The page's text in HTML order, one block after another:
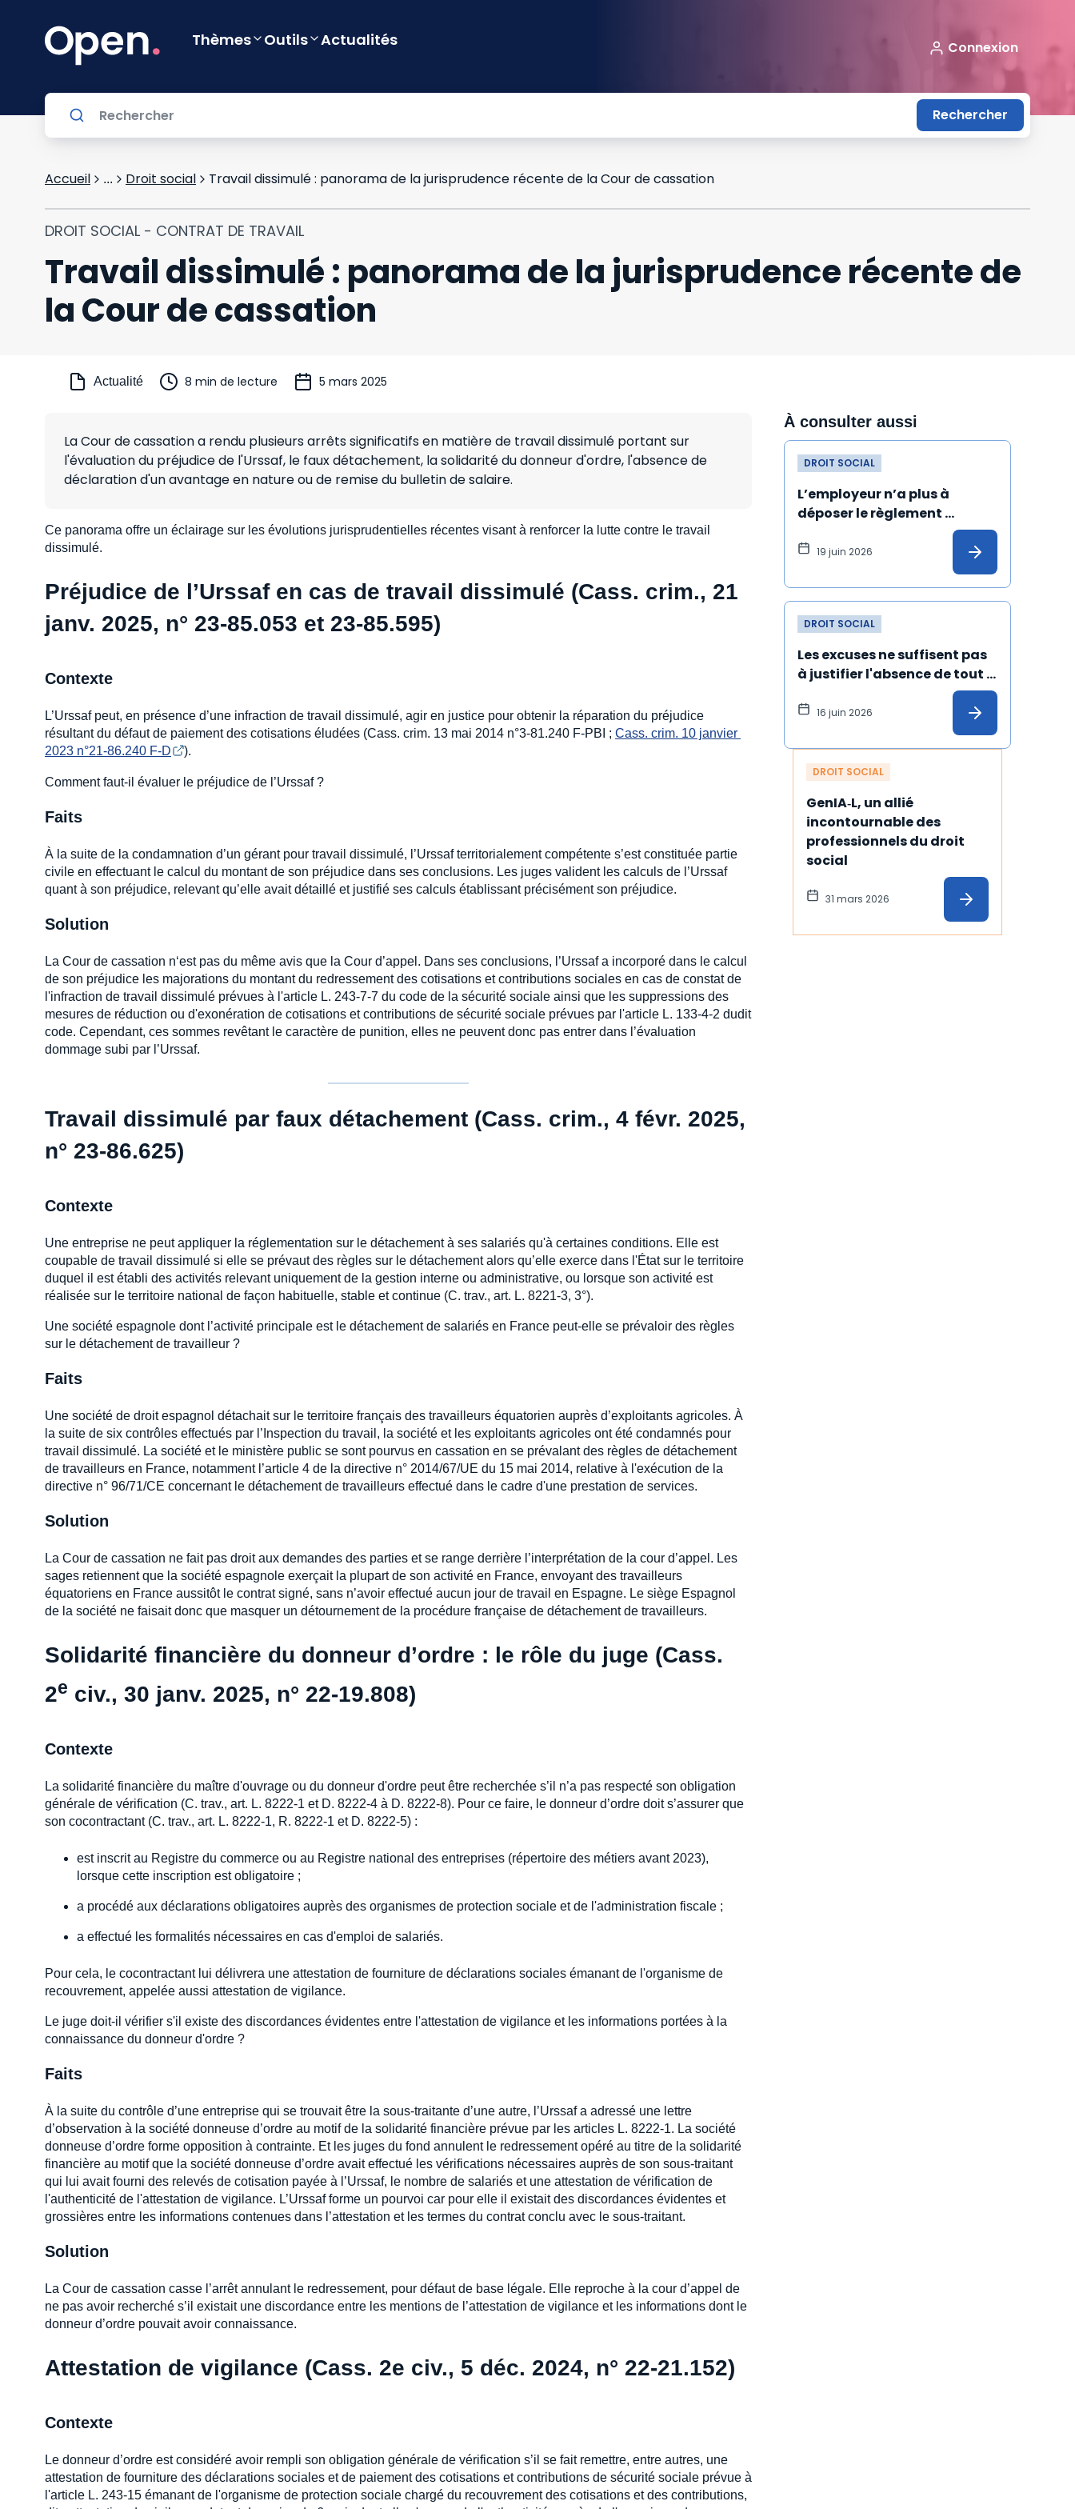
Thèmes Outils Actualités Connexion
Rechercher
Accueil ... Droit social Travail dissimulé : panorama de la jurisprudence récente de la Cour de cassation
DROIT SOCIAL - CONTRAT DE TRAVAIL
Travail dissimulé : panorama de la jurisprudence récente de
la Cour de cassation
Actualité 8 min de lecture 5 mars 2025
La Cour de cassation a rendu plusieurs arrêts significatifs en matière de travail dissimulé portant sur
l'évaluation du préjudice de l'Urssaf, le faux détachement, la solidarité du donneur d'ordre, l'absence de
déclaration d'un avantage en nature ou de remise du bulletin de salaire.
Ce panorama offre un éclairage sur les évolutions jurisprudentielles récentes visant à renforcer la lutte contre le travail
dissimulé.
Préjudice de l’Urssaf en cas de travail dissimulé (Cass. crim., 21
janv. 2025, n° 23-85.053 et 23-85.595)
Contexte
L’Urssaf peut, en présence d’une infraction de travail dissimulé, agir en justice pour obtenir la réparation du préjudice
résultant du défaut de paiement des cotisations éludées (Cass. crim. 13 mai 2014 n°3-81.240 F-PBI ; Cass. crim. 10 janvier
2023 n°21-86.240 F-D
).
Comment faut-il évaluer le préjudice de l’Urssaf ?
Faits
À la suite de la condamnation d’un gérant pour travail dissimulé, l’Urssaf territorialement compétente s’est constituée partie
civile en effectuant le calcul du montant de son préjudice dans ses conclusions. Les juges valident les calculs de l’Urssaf
quant à son préjudice, relevant qu’elle avait détaillé et justifié ses calculs établissant précisément son préjudice.
Solution
La Cour de cassation n‘est pas du même avis que la Cour d’appel. Dans ses conclusions, l’Urssaf a incorporé dans le calcul
de son préjudice les majorations du montant du redressement des cotisations et contributions sociales en cas de constat de
l'infraction de travail dissimulé prévues à l'article L. 243-7-7 du code de la sécurité sociale ainsi que les suppressions des
mesures de réduction ou d'exonération de cotisations et contributions de sécurité sociale prévues par l'article L. 133-4-2 dudit
code. Cependant, ces sommes revêtant le caractère de punition, elles ne peuvent donc pas entrer dans l’évaluation
dommage subi par l’Urssaf.
Travail dissimulé par faux détachement (Cass. crim., 4 févr. 2025,
n° 23-86.625)
Contexte
Une entreprise ne peut appliquer la réglementation sur le détachement à ses salariés qu'à certaines conditions. Elle est
coupable de travail dissimulé si elle se prévaut des règles sur le détachement alors qu’elle exerce dans l'État sur le territoire
duquel il est établi des activités relevant uniquement de la gestion interne ou administrative, ou lorsque son activité est
réalisée sur le territoire national de façon habituelle, stable et continue (C. trav., art. L. 8221-3, 3°).
Une société espagnole dont l’activité principale est le détachement de salariés en France peut-elle se prévaloir des règles
sur le détachement de travailleur ?
Faits
Une société de droit espagnol détachait sur le territoire français des travailleurs équatorien auprès d’exploitants agricoles. À
la suite de six contrôles effectués par l’Inspection du travail, la société et les exploitants agricoles ont été condamnés pour
travail dissimulé. La société et le ministère public se sont pourvus en cassation en se prévalant des règles de détachement
de travailleurs en France, notamment l’article 4 de la directive n° 2014/67/UE du 15 mai 2014, relative à l'exécution de la
directive n° 96/71/CE concernant le détachement de travailleurs effectué dans le cadre d'une prestation de services.
Solution
La Cour de cassation ne fait pas droit aux demandes des parties et se range derrière l’interprétation de la cour d’appel. Les
sages retiennent que la société espagnole exerçait la plupart de son activité en France, envoyant des travailleurs
équatoriens en France aussitôt le contrat signé, sans n’avoir effectué aucun jour de travail en Espagne. Le siège Espagnol
de la société ne faisait donc que masquer un détournement de la procédure française de détachement de travailleurs.
Solidarité financière du donneur d’ordre : le rôle du juge (Cass.
2e civ., 30 janv. 2025, n° 22-19.808)
Contexte
La solidarité financière du maître d'ouvrage ou du donneur d'ordre peut être recherchée s’il n’a pas respecté son obligation
générale de vérification (C. trav., art. L. 8222-1 et D. 8222-4 à D. 8222-8). Pour ce faire, le donneur d’ordre doit s’assurer que
son cocontractant (C. trav., art. L. 8222-1, R. 8222-1 et D. 8222-5) :
est inscrit au Registre du commerce ou au Registre national des entreprises (répertoire des métiers avant 2023),
lorsque cette inscription est obligatoire ;
a procédé aux déclarations obligatoires auprès des organismes de protection sociale et de l'administration fiscale ;
a effectué les formalités nécessaires en cas d'emploi de salariés.
Pour cela, le cocontractant lui délivrera une attestation de fourniture de déclarations sociales émanant de l'organisme de
recouvrement, appelée aussi attestation de vigilance.
Le juge doit-il vérifier s'il existe des discordances évidentes entre l'attestation de vigilance et les informations portées à la
connaissance du donneur d'ordre ?
Faits
À la suite du contrôle d’une entreprise qui se trouvait être la sous-traitante d’une autre, l’Urssaf a adressé une lettre
d’observation à la société donneuse d’ordre au motif de la solidarité financière prévue par les articles L. 8222-1. La société
donneuse d’ordre forme opposition à contrainte. Et les juges du fond annulent le redressement opéré au titre de la solidarité
financière au motif que la société donneuse d’ordre avait effectué les vérifications nécessaires auprès de son sous-traitant
qui lui avait fourni des relevés de cotisation payée à l’Urssaf, le nombre de salariés et une attestation de vérification de
l'authenticité de l'attestation de vigilance. L’Urssaf forme un pourvoi car pour elle il existait des discordances évidentes et
grossières entre les informations contenues dans l’attestation et les termes du contrat conclu avec le sous-traitant.
Solution
La Cour de cassation casse l’arrêt annulant le redressement, pour défaut de base légale. Elle reproche à la cour d’appel de
ne pas avoir recherché s’il existait une discordance entre les mentions de l’attestation de vigilance et les informations dont le
donneur d’ordre pouvait avoir connaissance.
Attestation de vigilance (Cass. 2e civ., 5 déc. 2024, n° 22-21.152)
Contexte
Le donneur d’ordre est considéré avoir rempli son obligation générale de vérification s’il se fait remettre, entre autres, une
attestation de fourniture des déclarations sociales et de paiement des cotisations et contributions de sécurité sociale prévue à
l'article L. 243-15 émanant de l'organisme de protection sociale chargé du recouvrement des cotisations et des contributions,
À consulter aussi
DROIT SOCIAL
L’employeur n’a plus à
déposer le règlement
intérieur au greffe du conseil
de prud’hommes
19 juin 2026
DROIT SOCIAL
Les excuses ne suffisent pas
à justifier l'absence de tout
16 juin 2026
DROIT SOCIAL
GenIA‑L, un allié
incontournable des
professionnels du droit
social
31 mars 2026